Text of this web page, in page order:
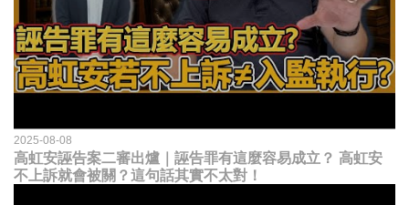
2025-08-08
高虹安誣告案二審出爐｜誣告罪有這麼容易成立？ 高虹安
不上訴就會被關？這句話其實不太對！